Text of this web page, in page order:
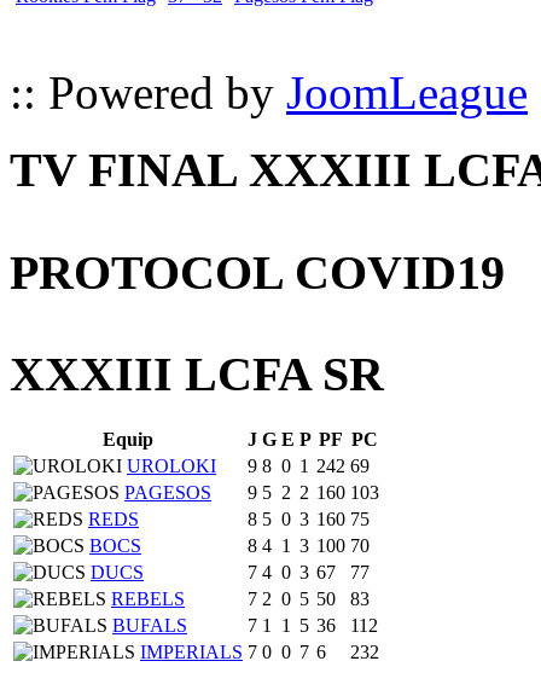
:: Powered by JoomLeague
TV FINAL XXXIII
PROTOCOL COVID19
XXXIII LCFA SR
Equip J G E P PF PC
UROLOKI
9 8 0 1 242 69
PAGESOS
9 5 2 2 160 103
REDS
8 5 0 3 160 75
BOCS
8 4 1 3 100 70
DUCS
7 4 0 3 67
77
REBELS
7 2 0 5 50
83
BUFALS
7 1 1 5 36
112
IMPERIALS 7 0 0 7 6 232